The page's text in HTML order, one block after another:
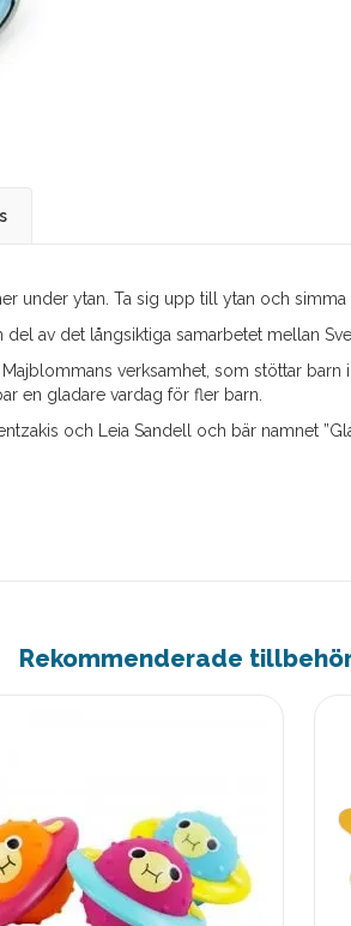
under ytan. Ta sig upp till ytan och
av det långsiktiga samarbetet mellan
verksamhet, som stöttar
en gladare vardag för fler barn.
och Leia Sandell och bär namnet
Rekommenderade